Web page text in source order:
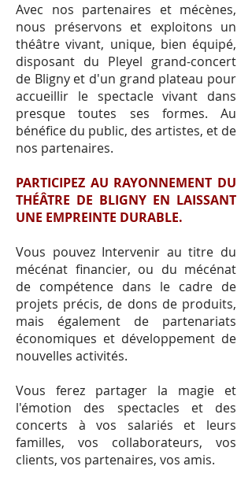
Avec nos partenaires et mécènes,
nous préservons et exploitons un
théâtre vivant, unique, bien équipé,
disposant du Pleyel grand-concert
de Bligny et d'un grand plateau pour
accueillir le spectacle vivant dans
presque toutes ses formes. Au
bénéfice du public, des artistes, et de
nos partenaires.
PARTICIPEZ AU RAYONNEMENT DU
THÉÂTRE DE BLIGNY EN LAISSANT
UNE EMPREINTE DURABLE.
Vous pouvez Intervenir au titre du
mécénat financier, ou du mécénat
de compétence dans le cadre de
projets précis, de dons de produits,
mais également de partenariats
économiques et développement de
nouvelles activités.
Vous ferez partager la magie et
l'émotion des spectacles et des
concerts à vos salariés et leurs
familles, vos collaborateurs, vos
clients, vos partenaires, vos amis.